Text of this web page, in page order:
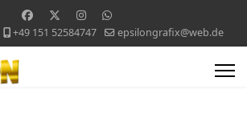
+49 151 52584747 epsilongrafix@web.de